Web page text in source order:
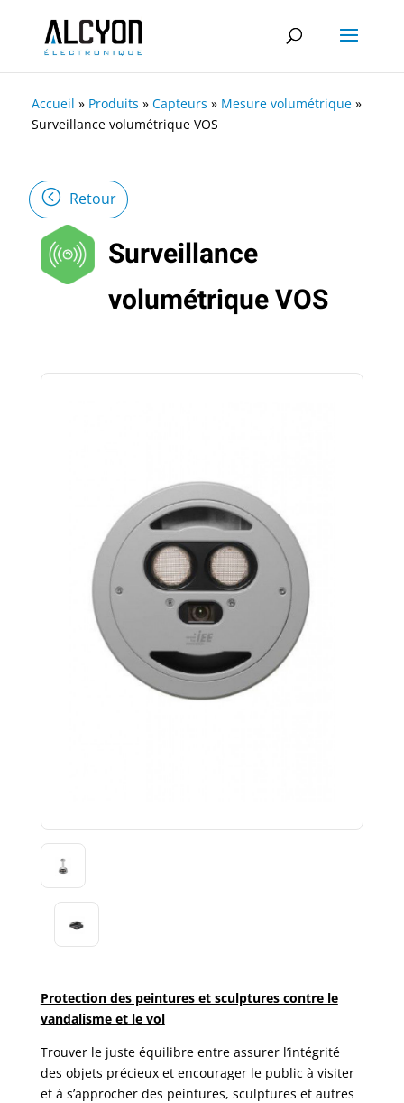
Accueil » Produits » Capteurs » Mesure volumétrique »
Surveillance volumétrique VOS
Retour
Surveillance
volumétrique VOS
Protection des peintures et sculptures contre le
vandalisme et le vol
Trouver le juste équilibre entre assurer l’intégrité
des objets précieux et encourager le public à visiter
et à s’approcher des peintures, sculptures et autres